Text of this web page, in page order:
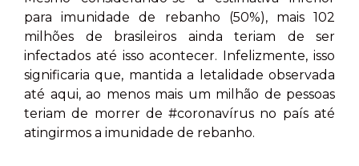
para imunidade de rebanho (50%), mais 102
milhões de brasileiros ainda teriam de ser
infectados até isso acontecer. Infelizmente, isso
significaria que, mantida a letalidade observada
até aqui, ao menos mais um milhão de pessoas
teriam de morrer de #coronavírus no país até
atingirmos a imunidade de rebanho.